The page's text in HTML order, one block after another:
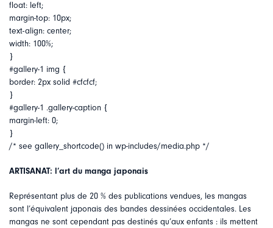
float: left;
margin-top: 10px;
text-align: center;
width: 100%;
}
#gallery-1 img {
border: 2px solid #cfcfcf;
}
#gallery-1 .gallery-caption {
margin-left: 0;
}
/* see gallery_shortcode() in wp-includes/media.php */
ARTISANAT: l’art du manga japonais
Représentant plus de 20 % des publications vendues, les mangas
sont l’équivalent japonais des bandes dessinées occidentales. Les
mangas ne sont cependant pas destinés qu’aux enfants : ils mettent